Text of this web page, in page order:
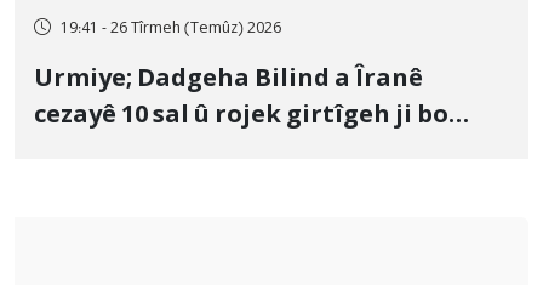
19:41 - 26 Tîrmeh (Temûz) 2026
Urmiye; Dadgeha Bilind a Îranê
cezayê 10 sal û rojek girtîgeh ji bo